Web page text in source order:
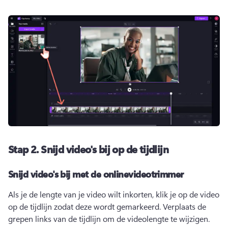
Stap 2.Snijd video's bij op de tijdlijn
Snijd video's bij met de onlinevideotrimmer
Als je de lengte van je video wilt inkorten, klik je op de video
op de tijdlijn zodat deze wordt gemarkeerd. Verplaats de